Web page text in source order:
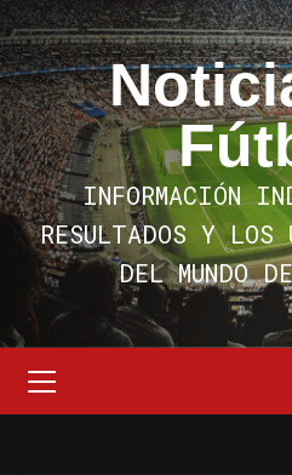
Saltar
al
contenido
INFORMACIÓN
RESULTADOS Y LOS
DEL MUNDO
primario